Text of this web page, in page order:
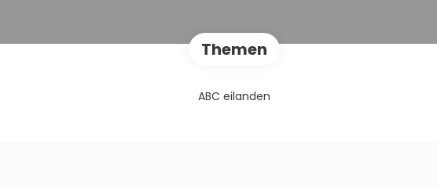
Themen
ABC eilanden